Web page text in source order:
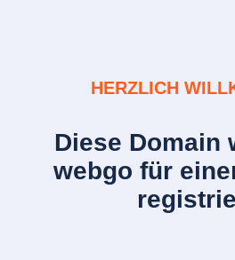
HERZLICH
Diese Domain
webgo für